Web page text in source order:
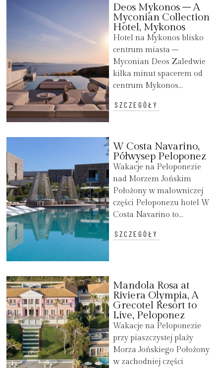
Deos Mykonos – A
Myconian Collection
Hotel, Mykonos
Hotel na Mykonos blisko
centrum miasta –
Myconian Deos Zaledwie
kilka minut spacerem od
centrum Mykonos...
SZCZEGÓŁY
W Costa Navarino,
Półwysep Peloponez
Wakacje na Peloponezie
nad Morzem Jońskim
Położony w malowniczej
części Peloponezu hotel W
Costa Navarino to...
SZCZEGÓŁY
Mandola Rosa at
Riviera Olympia, A
Grecotel Resort to
Live, Peloponez
Wakacje na Peloponezie
przy piaszczystej plaży
Morza Jońskiego Położony
w zachodniej części